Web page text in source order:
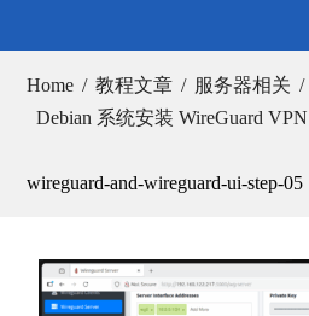
Home 教程文章
服务器相关
Debian 系统安装 WireGuard
wireguard-and-wireguard-ui-step-05